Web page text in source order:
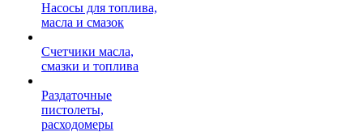
Насосы для топлива,
масла и смазок
Счетчики масла,
смазки и топлива
Раздаточные
пистолеты,
расходомеры